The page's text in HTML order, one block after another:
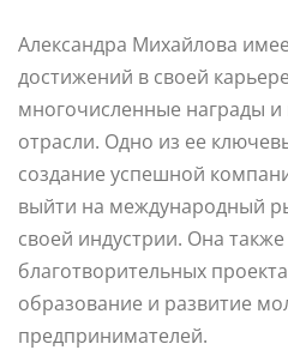
Александра Михайлова
достижений в своей
многочисленные награды и
отрасли. Одно из ее
создание успешной
выйти на международный
своей индустрии. Она также
благотворительных
образование и развитие
предпринимателей.